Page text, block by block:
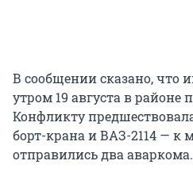
В сообщении сказано, что
утром 19 августа в районе
Конфликту
борт-крана и ВАЗ-2114 — к
отправились два аваркома.